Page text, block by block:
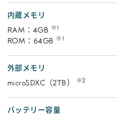
内蔵メモリ
RAM：4GB
※1
ROM：64GB ※1
外部メモリ
microSDXC（2TB）
※2
バッテリー容量